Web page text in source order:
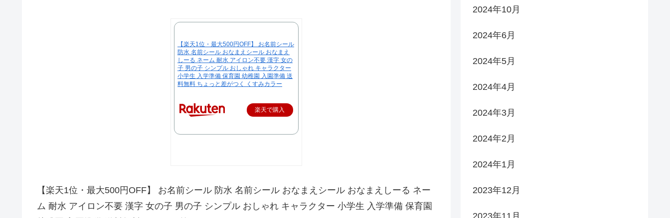
【楽天1位・最大500円OFF】 お名前シール
防水 名前シール おなまえシール おなまえ
しーる ネーム 耐水 アイロン不要 漢字 女の
子 男の子 シンプル おしゃれ キャラクター
小学生 入学準備 保育園 幼稚園 入園準備 送
料無料 ちょっと差がつく くすみカラー
楽天で購入
【楽天1位・最大500円OFF】 お名前シール 防水 名前シール おなまえシール おなまえしーる ネー
ム 耐水 アイロン不要 漢字 女の子 男の子 シンプル おしゃれ キャラクター 小学生 入学準備 保育園
2024年10月
2024年6月
2024年5月
2024年4月
2024年3月
2024年2月
2024年1月
2023年12月
2023年11月